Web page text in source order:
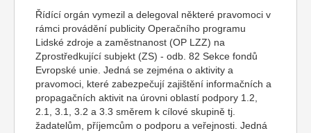
Řídící orgán vymezil a delegoval některé pravomoci v
rámci provádění publicity Operačního programu
Lidské zdroje a zaměstnanost (OP LZZ) na
Zprostředkující subjekt (ZS) - odb. 82 Sekce fondů
Evropské unie. Jedná se zejména o aktivity a
pravomoci, které zabezpečují zajištění informačních a
propagačních aktivit na úrovni oblastí podpory 1.2,
2.1, 3.1, 3.2 a 3.3 směrem k cílové skupině tj.
žadatelům, příjemcům o podporu a veřejnosti. Jedná